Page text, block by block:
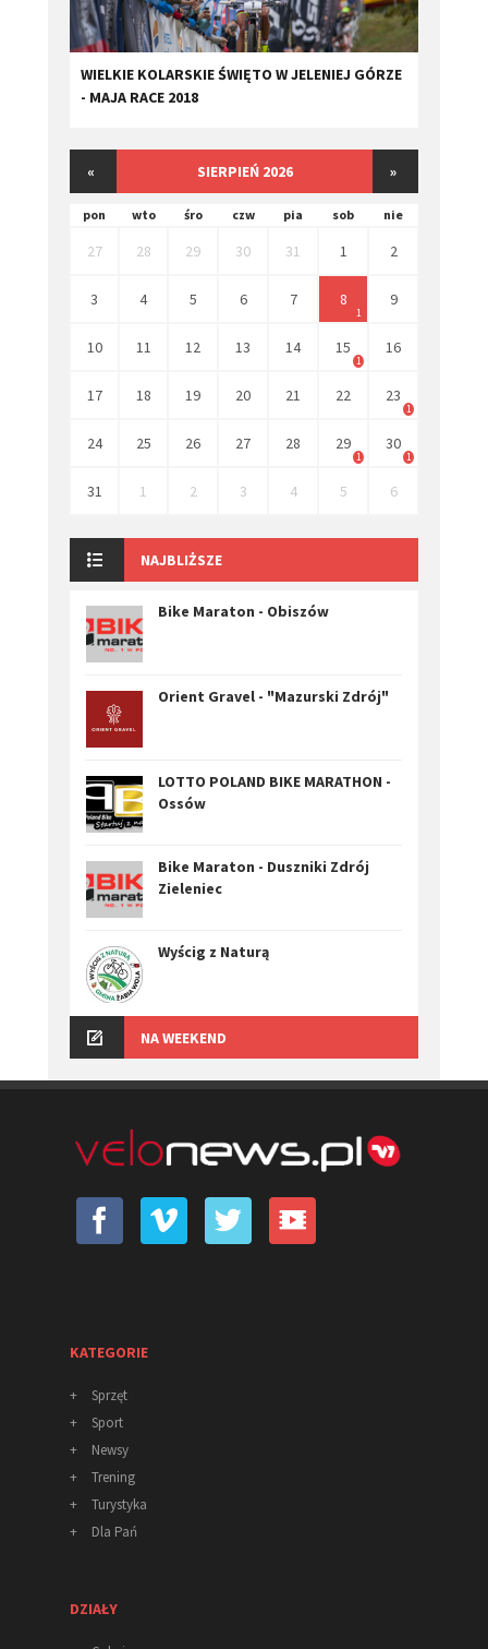
WIELKIE KOLARSKIE ŚWIĘTO W JELENIEJ GÓRZE
- MAJA RACE 2018
« SIERPIEŃ 2026 »
pon wto śro czw pia sob nie
27 28 29 30 31 1 2
3 4 5 6 7 8
1
9
10 11 12 13 14 15
1
16
17 18 19 20 21 22 23
1
24 25 26 27 28 29
1
30
1
31 1 2 3 4 5 6
NAJBLIŻSZE
Bike Maraton - Obiszów
Orient Gravel - "Mazurski Zdrój"
LOTTO POLAND BIKE MARATHON -
Ossów
Bike Maraton - Duszniki Zdrój
Zieleniec
Wyścig z Naturą
NA WEEKEND
KATEGORIE
+
Sprzęt
+
Sport
+
Newsy
+
Trening
+
Turystyka
+
Dla Pań
DZIAŁY